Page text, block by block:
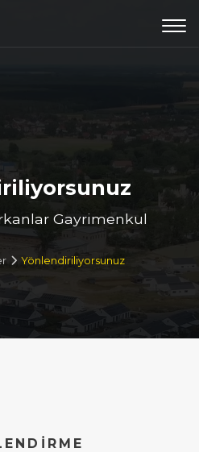
Gayrimenkul
Yönlendiriliyorsunuz